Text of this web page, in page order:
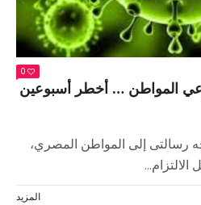
0
المواطن … أخطر أسبوعين
إلى المواطن المصري،
المزيد